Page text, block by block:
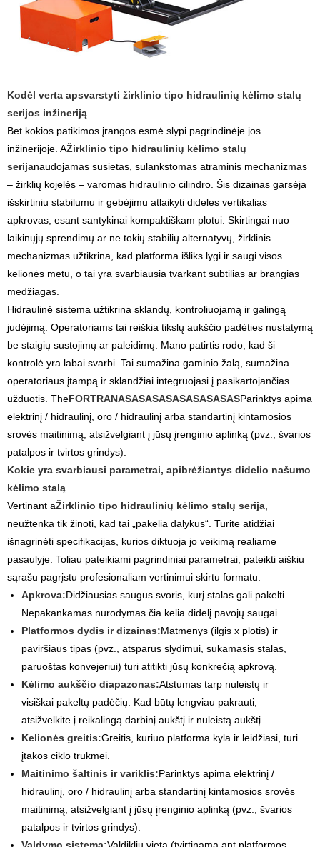
Kodėl verta apsvarstyti žirklinio tipo hidraulinių kėlimo stalų
serijos inžineriją
Bet kokios patikimos įrangos esmė slypi pagrindinėje jos
inžinerijoje. AŽirklinio tipo hidraulinių kėlimo stalų
serijanaudojamas susietas, sulankstomas atraminis mechanizmas
– žirklių kojelės – varomas hidraulinio cilindro. Šis dizainas garsėja
išskirtiniu stabilumu ir gebėjimu atlaikyti dideles vertikalias
apkrovas, esant santykinai kompaktiškam plotui. Skirtingai nuo
laikinųjų sprendimų ar ne tokių stabilių alternatyvų, žirklinis
mechanizmas užtikrina, kad platforma išliks lygi ir saugi visos
kelionės metu, o tai yra svarbiausia tvarkant subtilias ar brangias
medžiagas.
Hidraulinė sistema užtikrina sklandų, kontroliuojamą ir galingą
judėjimą. Operatoriams tai reiškia tikslų aukščio padėties nustatymą
be staigių sustojimų ar paleidimų. Mano patirtis rodo, kad ši
kontrolė yra labai svarbi. Tai sumažina gaminio žalą, sumažina
operatoriaus įtampą ir sklandžiai integruojasi į pasikartojančias
užduotis. TheFORTRANASASASASASASASASASParinktys apima
elektrinį / hidraulinį, oro / hidraulinį arba standartinį kintamosios
srovės maitinimą, atsižvelgiant į jūsų įrenginio aplinką (pvz., švarios
patalpos ir tvirtos grindys).
Kokie yra svarbiausi parametrai, apibrėžiantys didelio našumo
kėlimo stalą
Vertinant aŽirklinio tipo hidraulinių kėlimo stalų serija,
neužtenka tik žinoti, kad tai „pakelia dalykus“. Turite atidžiai
išnagrinėti specifikacijas, kurios diktuoja jo veikimą realiame
pasaulyje. Toliau pateikiami pagrindiniai parametrai, pateikti aiškiu
sąrašu pagrįstu profesionaliam vertinimui skirtu formatu:
Apkrova:Didžiausias saugus svoris, kurį stalas gali pakelti.
Nepakankamas nurodymas čia kelia didelį pavojų saugai.
Platformos dydis ir dizainas:Matmenys (ilgis x plotis) ir
paviršiaus tipas (pvz., atsparus slydimui, sukamasis stalas,
paruoštas konvejeriui) turi atitikti jūsų konkrečią apkrovą.
Kėlimo aukščio diapazonas:Atstumas tarp nuleistų ir
visiškai pakeltų padėčių. Kad būtų lengviau pakrauti,
atsižvelkite į reikalingą darbinį aukštį ir nuleistą aukštį.
Kelionės greitis:Greitis, kuriuo platforma kyla ir leidžiasi, turi
įtakos ciklo trukmei.
Maitinimo šaltinis ir variklis:Parinktys apima elektrinį /
hidraulinį, oro / hidraulinį arba standartinį kintamosios srovės
maitinimą, atsižvelgiant į jūsų įrenginio aplinką (pvz., švarios
patalpos ir tvirtos grindys).